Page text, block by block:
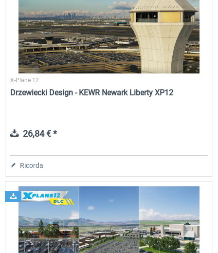
X-Plane 12
Drzewiecki Design - KEWR Newark Liberty XP12
26,84 € *
Ricorda